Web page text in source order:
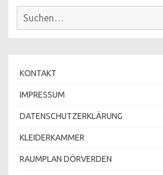
Suchen
KONTAKT
IMPRESSUM
DATENSCHUTZERKLÄRUNG
KLEIDERKAMMER
RAUMPLAN DÖRVERDEN